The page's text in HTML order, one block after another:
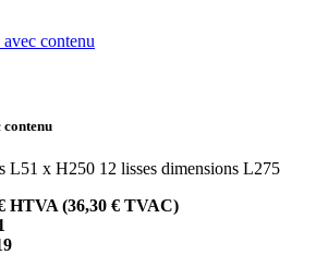
contenu
L51 x H250 12 lisses dimensions L275
HTVA (36,30 € TVAC)